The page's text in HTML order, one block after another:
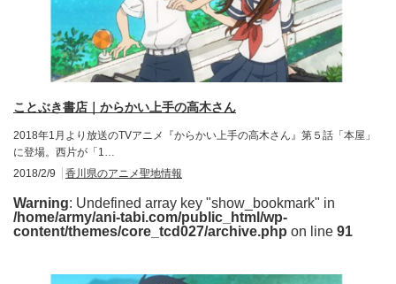
ことぶき書店｜からかい上手の高木さん
2018年1月より放送のTVアニメ『からかい上手の高木さん』第５話「本屋」
に登場。西片が「1…
2018/2/9
香川県のアニメ聖地情報
Warning: Undefined array key "show_bookmark" in
/home/army/ani-tabi.com/public_html/wp-
content/themes/core_tcd027/archive.php on line 91